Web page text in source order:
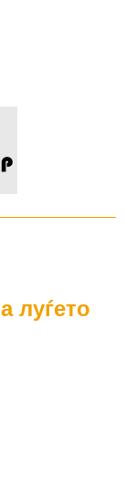
луѓето